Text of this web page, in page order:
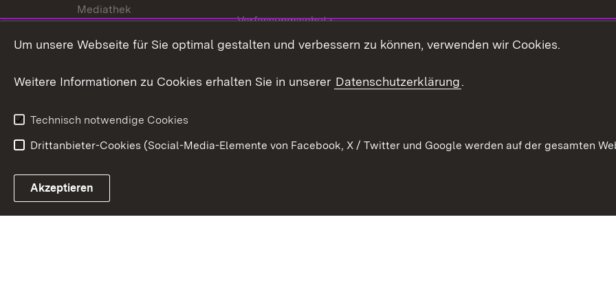
Mediathek
Publikationen
Verfassungsschutz
Datenschutz
Glücksspielrecht
Link zum Landesportal
Um unsere Webseite für Sie optimal gestalten und verbessern zu können, verwenden wir Cookies.
Weitere Informationen zu Cookies erhalten Sie in unserer Datenschutzerklärung.
Technisch notwendige Cookies
Drittanbieter-Cookies (Social-Media-Elemente von Facebook, X / Twitter und Google werden auf der gesamten
Akzeptieren